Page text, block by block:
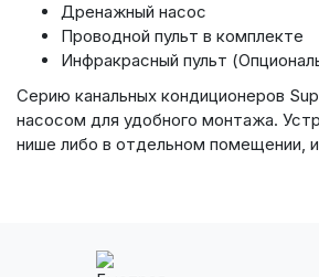
Дренажный насос
Проводной пульт в комплекте
Инфракрасный пульт
Cерию канальных кондиционеров
насосом для удобного монтажа.
нише либо в отдельном помещении,